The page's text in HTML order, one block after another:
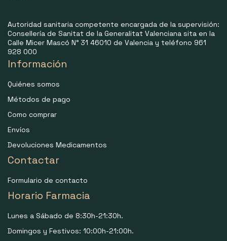
Autoridad sanitaria competente encargada de la supervisión:
Consellería de Sanitat de la Generalitat Valenciana sita en la
Calle Micer Mascó N° 31 46010 de Valencia y teléfono 961
928 000
Información
Quiénes somos
Métodos de pago
Como comprar
Envíos
Devoluciones Medicamentos
Contactar
Formulario de contacto
Horario Farmacia
Lunes a Sábado de 8:30h-21:30h.
Domingos y Festivos: 10:00h-21:00h.